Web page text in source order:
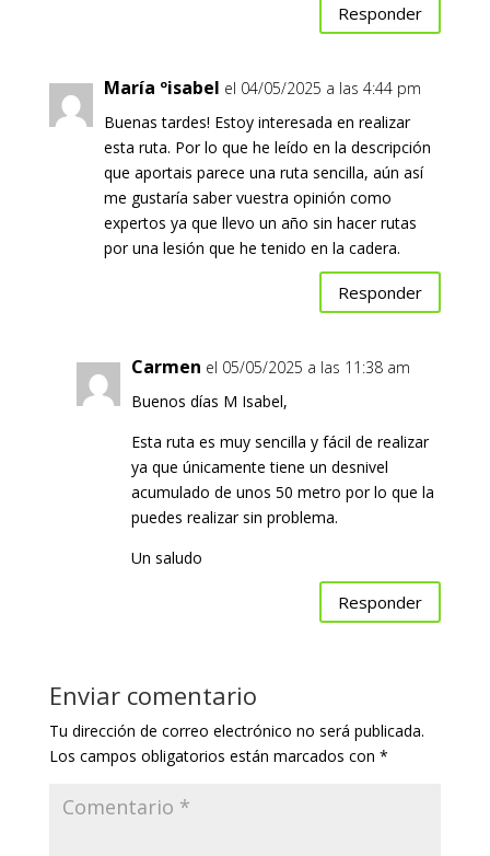
Responder
María ºisabel el 04/05/2025 a las 4:44 pm
Buenas tardes! Estoy interesada en realizar
esta ruta. Por lo que he leído en la descripción
que aportais parece una ruta sencilla, aún así
me gustaría saber vuestra opinión como
expertos ya que llevo un año sin hacer rutas
por una lesión que he tenido en la cadera.
Responder
Carmen el 05/05/2025 a las 11:38 am
Buenos días M Isabel,
Esta ruta es muy sencilla y fácil de realizar
ya que únicamente tiene un desnivel
acumulado de unos 50 metro por lo que la
puedes realizar sin problema.
Un saludo
Responder
Enviar comentario
Tu dirección de correo electrónico no será publicada.
Los campos obligatorios están marcados con *